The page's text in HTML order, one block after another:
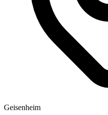
Geisenheim